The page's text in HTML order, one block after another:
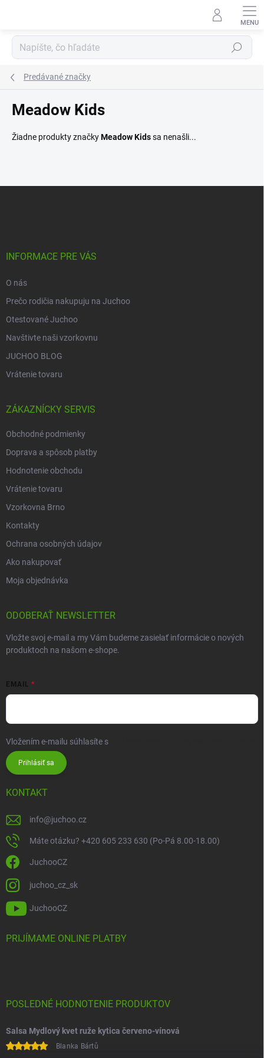
Hľadať
Predávané značky
Meadow Kids
Žiadne produkty značkyMeadow Kidssa nenašli...
INFORMACE PRE VÁS
O nás
Prečo rodičia nakupuju na Juchoo
Otestované Juchoo
Navštivte naši vzorkovnu
JUCHOO BLOG
Vrátenie tovaru
ZÁKAZNÍCKY SERVIS
Obchodné podmienky
Doprava a spôsob platby
Hodnotenie obchodu
Vrátenie tovaru
Vzorkovna Brno
Kontakty
Ochrana osobných údajov
Ako nakupovať
Moja objednávka
ODOBERAŤ NEWSLETTER
Vložte svoj e-mail a my Vám budeme zasielať informácie o nových
produktoch na našom e-shope.
EMAIL
Vložením e-mailu súhlasíte s
Prihlásiť sa
KONTAKT
info@juchoo.cz
Máte otázku? +420 605 233 630 (Po-Pá 8.00-18.00)
JuchooCZ
juchoo_cz_sk
JuchooCZ
PRIJÍMAME ONLINE PLATBY
POSLEDNÉ HODNOTENIE PRODUKTOV
Salsa Mydlový kvet ruže kytica červeno-vínová
Blanka Bártů